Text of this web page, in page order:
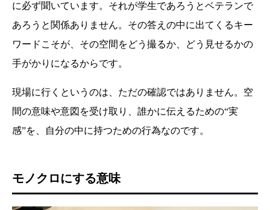
に必ず聞いています。それが学生であろうとベテランで
あろうと関係ありません。その答えの中に出てくるキー
ワードこそが、その空間をどう撮るか、どう見せるかの
手がかりになるからです。
現場に行くというのは、ただの確認ではありません。空
間の意味や意図を受け取り、誰かに伝えるための“実
感”を、自分の中に持つための行為なのです。
モノクロにする意味